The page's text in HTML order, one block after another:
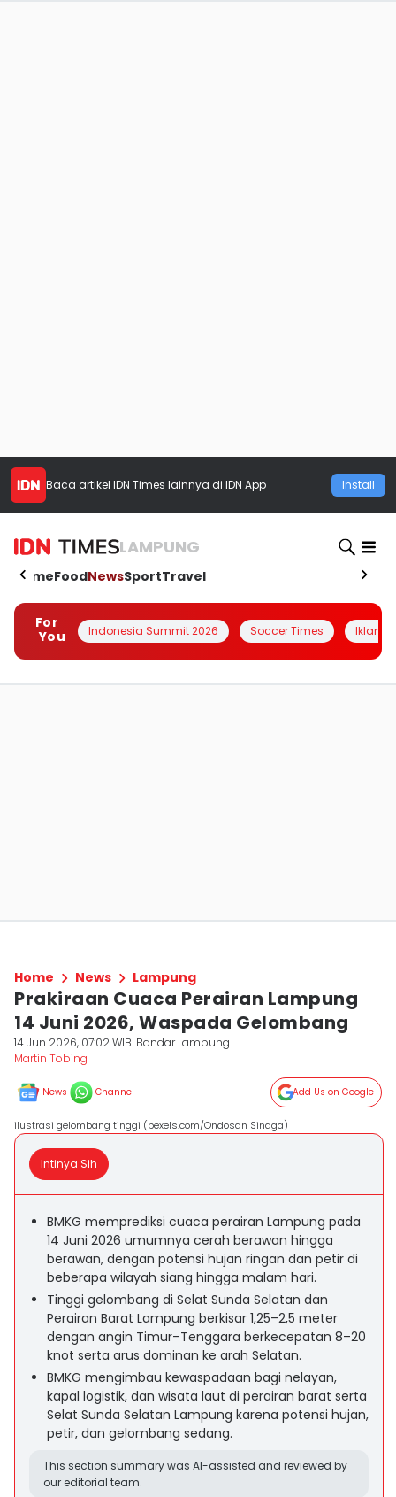
Baca artikel IDN Times lainnya di IDN App Install
LAMPUNG
HomeFoodNewsSportTravel
For
You
Indonesia Summit 2026 Soccer Times Iklanin
Home News Lampung
Prakiraan Cuaca Perairan Lampung
14 Juni 2026, Waspada Gelombang
14 Jun 2026, 07:02 WIB Bandar Lampung
Martin Tobing
News Channel Add Us on Google
ilustrasi gelombang tinggi (pexels.com/Ondosan Sinaga)
Intinya Sih
BMKG memprediksi cuaca perairan Lampung pada
14 Juni 2026 umumnya cerah berawan hingga
berawan, dengan potensi hujan ringan dan petir di
beberapa wilayah siang hingga malam hari.
Tinggi gelombang di Selat Sunda Selatan dan
Perairan Barat Lampung berkisar 1,25–2,5 meter
dengan angin Timur–Tenggara berkecepatan 8–20
knot serta arus dominan ke arah Selatan.
BMKG mengimbau kewaspadaan bagi nelayan,
kapal logistik, dan wisata laut di perairan barat serta
Selat Sunda Selatan Lampung karena potensi hujan,
petir, dan gelombang sedang.
This section summary was AI-assisted and reviewed by
our editorial team.